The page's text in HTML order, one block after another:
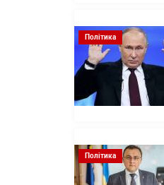
Політика
Політика